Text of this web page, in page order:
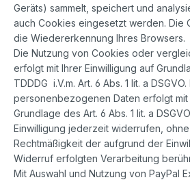
Geräts) sammelt, speichert und
auch Cookies eingesetzt werden. Die
die Wiedererkennung Ihres Browsers.
Die Nutzung von Cookies oder
erfolgt mit Ihrer Einwilligung auf
TDDDG i.V.m. Art. 6 Abs. 1 lit. a
personenbezogenen Daten erfolgt mit
Grundlage des Art. 6 Abs. 1 lit. a
Einwilligung jederzeit widerrufen,
Rechtmäßigkeit der aufgrund der
Widerruf erfolgten Verarbeitung
Mit Auswahl und Nutzung von PayPal